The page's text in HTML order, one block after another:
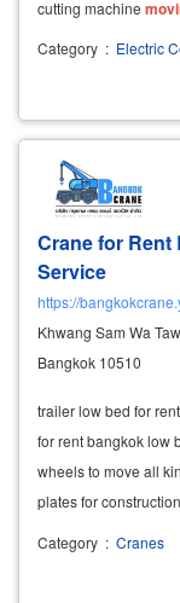
cutting machine
compressor, air
industrial estate,
map ta phut,
Category : Electric
Crane for Rent
Service
https://
Khwang Sam Wa
Bangkok 10510
trailer low bed for
for rent bangkok low
wheels to move all
plates for
Category : Cranes